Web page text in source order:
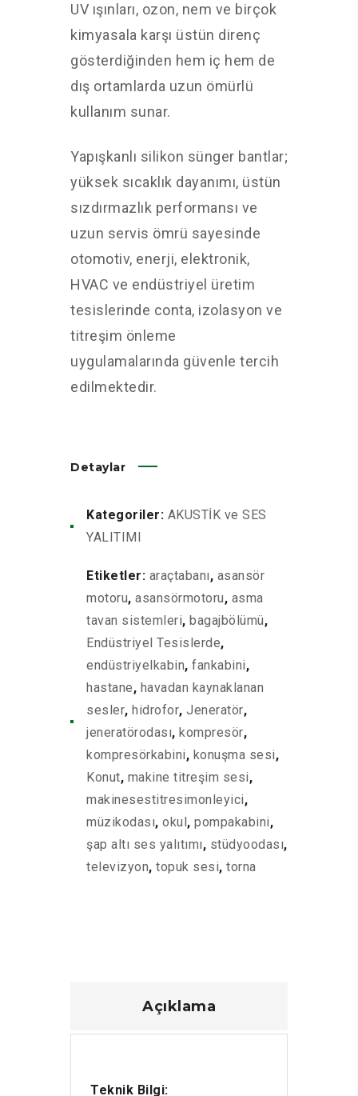
UV ışınları, ozon, nem ve birçok
kimyasala karşı üstün direnç
gösterdiğinden hem iç hem de
dış ortamlarda uzun ömürlü
kullanım sunar.
Yapışkanlı silikon sünger bantlar;
yüksek sıcaklık dayanımı, üstün
sızdırmazlık performansı ve
uzun servis ömrü sayesinde
otomotiv, enerji, elektronik,
HVAC ve endüstriyel üretim
tesislerinde conta, izolasyon ve
titreşim önleme
uygulamalarında güvenle tercih
edilmektedir.
Detaylar
Kategoriler: AKUSTİK ve SES
YALITIMI
Etiketler: araçtabanı, asansör
motoru, asansörmotoru, asma
tavan sistemleri, bagajbölümü,
Endüstriyel Tesislerde,
endüstriyelkabin, fankabini,
hastane, havadan kaynaklanan
sesler, hidrofor, Jeneratör,
jeneratörodası, kompresör,
kompresörkabini, konuşma sesi,
Konut, makine titreşim sesi,
makinesestitresimonleyici,
müzikodası, okul, pompakabini,
şap altı ses yalıtımı, stüdyoodası,
televizyon, topuk sesi, torna
Açıklama
Teknik Bilgi: